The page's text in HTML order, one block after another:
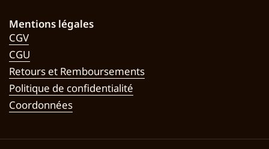
Mentions légales
CGV
CGU
Retours et Remboursements
Politique de confidentialité
Coordonnées